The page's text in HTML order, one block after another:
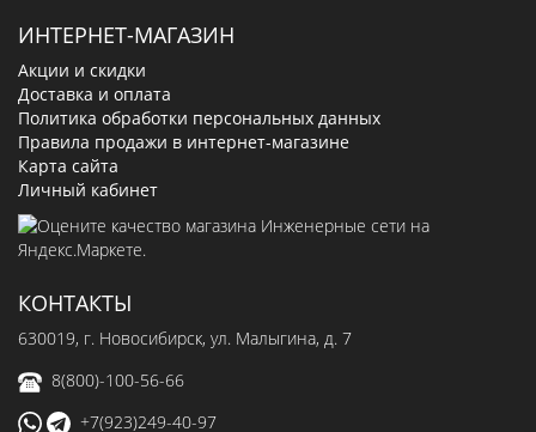
ИНТЕРНЕТ-МАГАЗИН
Акции и скидки
Доставка и оплата
Политика обработки персональных данных
Правила продажи в интернет-магазине
Карта сайта
Личный кабинет
КОНТАКТЫ
630019, г. Новосибирск, ул. Малыгина, д. 7
8(800)-100-56-66
+7(923)249-40-97